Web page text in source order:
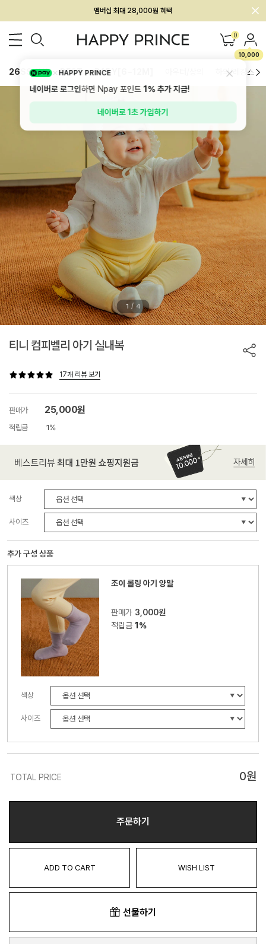
회원전용 아울렛, 가입하면 ~60% 할인!
멤버십 최대 28,000원 혜택 0
10,000
26SS 신상 BEST BABY[6~12M] 하의/레깅스
1 / 4
티니 컴피벨리 아기 실내복
17개 리뷰 보기
판매가 25,000원
적립금 1%
색상
사이즈
추가 구성 상품
조이 롤링 아기 양말
판매가 3,000원
적립금1%
색상
사이즈
TOTAL PRICE 0원
주문하기
ADD TO CART WISH LIST
선물하기
HAPPY PRINCE
네이버로 로그인하면 Npay 포인트1%추가 지급!
네이버로 1초 가입하기